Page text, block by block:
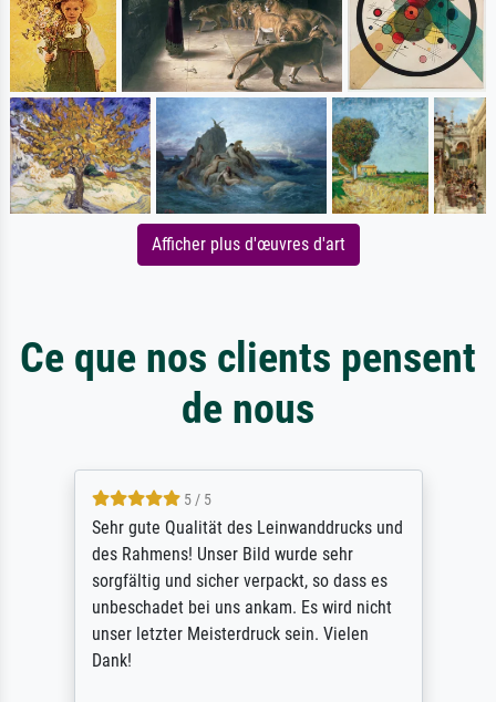
Afficher plus d'œuvres d'art
Ce que nos clients pensent
de nous
5 / 5
Sehr gute Qualität des Leinwanddrucks und
des Rahmens! Unser Bild wurde sehr
sorgfältig und sicher verpackt, so dass es
unbeschadet bei uns ankam. Es wird nicht
unser letzter Meisterdruck sein. Vielen
Dank!